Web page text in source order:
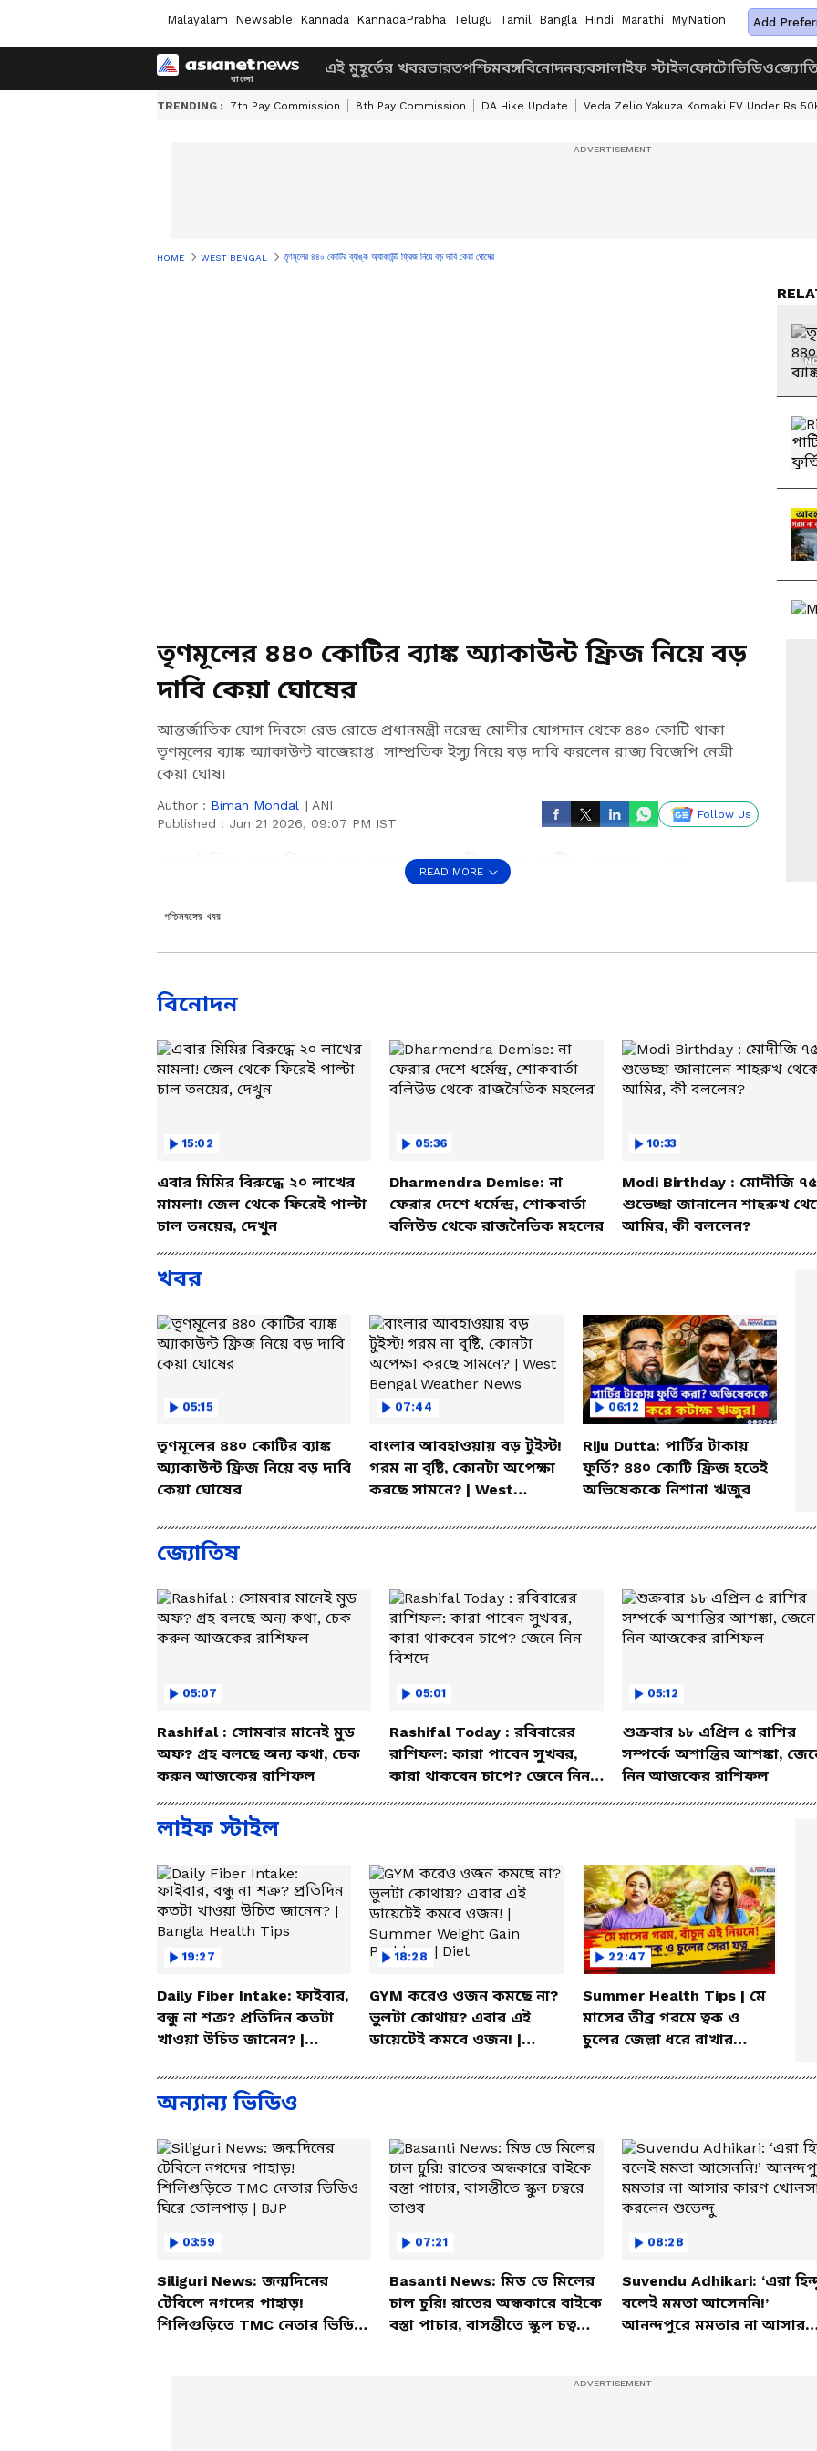
Malayalam Newsable Kannada KannadaPrabha Telugu Tamil Bangla Hindi Marathi MyNation Add
এই মুহূর্তের খবরভারতপশ্চিমবঙ্গবিনোদনব্যবসালাইফ স্টাইলফোটোভিডিও
TRENDING : 7th Pay Commission 8th Pay Commission DA Hike Update Veda Zelio Yakuza Komaki EV Under Rs
HOME WEST BENGAL তৃণমূলের ৪৪০ কোটির ব্যাঙ্ক অ্যাকাউন্ট ফ্রিজ নিয়ে বড় দাবি কেয়া ঘোষের
তৃণমূলের ৪৪০ কোটির ব্যাঙ্ক অ্যাকাউন্ট ফ্রিজ নিয়ে বড়
দাবি কেয়া ঘোষের
আন্তর্জাতিক যোগ দিবসে রেড রোডে প্রধানমন্ত্রী নরেন্দ্র মোদীর যোগদান থেকে ৪৪০ কোটি থাকা
তৃণমূলের ব্যাঙ্ক অ্যাকাউন্ট বাজেয়াপ্ত। সাম্প্রতিক ইস্যু নিয়ে বড় দাবি করলেন রাজ্য বিজেপি নেত্রী
কেয়া ঘোষ।
Author : Biman Mondal | ANI
Published : Jun 21 2026, 09:07 PM IST
Follow Us
আন্তর্জাতিক যোগ দিবসে রেড রোডে প্রধানমন্ত্রী নরেন্দ্র মোদীর যোগদান থেকে ৪৪০
কোটি থাকা তৃণমূলের ব্যাঙ্ক অ্যাকাউন্ট বাজেয়াপ্ত। সাম্প্রতিক ইস্যু নিয়ে বড় দাবি
করলেন রাজ্য বিজেপি নেত্রী কেয়া ঘোষ। তৃণমূলের কাটমানি, তোলাবাজি সংস্কৃতির
Add Asianetnews Bangla as a Preferred Source
READ MORE
পশ্চিমবঙ্গের খবর
বিনোদন
15:02
এবার মিমির বিরুদ্ধে ২০ লাখের
মামলা! জেল থেকে ফিরেই পাল্টা
চাল তনয়ের, দেখুন
05:36
Dharmendra Demise: না
ফেরার দেশে ধর্মেন্দ্র, শোকবার্তা
বলিউড থেকে রাজনৈতিক মহলের
10:33
Modi Birthday : মোদীজি
শুভেচ্ছা জানালেন শাহরুখ
আমির, কী বললেন?
খবর
05:15
তৃণমূলের ৪৪০ কোটির ব্যাঙ্ক
অ্যাকাউন্ট ফ্রিজ নিয়ে বড় দাবি
কেয়া ঘোষের
07:44
বাংলার আবহাওয়ায় বড় টুইস্ট!
গরম না বৃষ্টি, কোনটা অপেক্ষা
করছে সামনে? | West
06:12
Riju Dutta: পার্টির টাকায়
ফুর্তি? ৪৪০ কোটি ফ্রিজ হতেই
অভিষেককে নিশানা ঋজুর
জ্যোতিষ
05:07
Rashifal : সোমবার মানেই মুড
অফ? গ্রহ বলছে অন্য কথা, চেক
করুন আজকের রাশিফল
05:01
Rashifal Today : রবিবারের
রাশিফল: কারা পাবেন সুখবর,
কারা থাকবেন চাপে? জেনে নিন
05:12
শুক্রবার ১৮ এপ্রিল ৫ রাশির
সম্পর্কে অশান্তির আশঙ্কা,
নিন আজকের রাশিফল
লাইফ স্টাইল
19:27
Daily Fiber Intake: ফাইবার,
বন্ধু না শত্রু? প্রতিদিন কতটা
খাওয়া উচিত জানেন? |
18:28
GYM করেও ওজন কমছে না?
ভুলটা কোথায়? এবার এই
ডায়েটেই কমবে ওজন! |
Problem | Diet
22:47
Summer Health Tips | মে
মাসের তীব্র গরমে ত্বক ও
চুলের জেল্লা ধরে রাখার
অন্যান্য ভিডিও
03:59
Siliguri News: জন্মদিনের
টেবিলে নগদের পাহাড়!
শিলিগুড়িতে TMC নেতার ভিডিও
07:21
Basanti News: মিড ডে মিলের
চাল চুরি! রাতের অন্ধকারে বাইকে
বস্তা পাচার, বাসন্তীতে স্কুল চত্বরে
08:28
Suvendu Adhikari: ‘এরা
বলেই মমতা আসেননি!’
আনন্দপুরে মমতার না আসার